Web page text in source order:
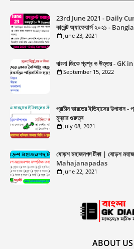
23rd June 2021 - Daily
কারেন্ট অ্যাফেয়ার্স ২০২১ -
June 23, 2021
বাংলা জিকে প্রশ্ন ও উত্তর -
September 15, 2022
প্রাচীন ভারতের ইতিহাসের উপাদান -
মুদ্রার গুরুত্ব
July 08, 2021
ষোড়শ মহাজনপদ টীকা | ষোড়শ
Mahajanapadas
June 22, 2021
ABOUT US